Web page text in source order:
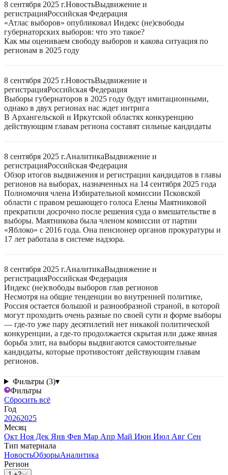
8 сентября 2025 г.НовостьВыдвижение и
регистрацияРоссийская Федерация
«Атлас выборов» опубликовал Индекс (не)свободы
губернаторских выборов: что это такое?
Как мы оцениваем свободу выборов и какова ситуация по
регионам в 2025 году
8 сентября 2025 г.НовостьВыдвижение и
регистрацияРоссийская Федерация
Выборы губернаторов в 2025 году будут имитационными,
однако в двух регионах нас ждет интрига
В Архангельской и Иркутской областях конкуренцию
действующим главам региона составят сильные кандидаты
8 сентября 2025 г.АналитикаВыдвижение и
регистрацияРоссийская Федерация
Обзор итогов выдвижения и регистрации кандидатов в главы
регионов на выборах, назначенных на 14 сентября 2025 года
Полномочия члена Избирательной комиссии Псковской
области с правом решающего голоса Елены Маятниковой
прекратили досрочно после решения суда о вмешательстве в
выборы. Маятникова была членом комиссии от партии
«Яблоко» с 2016 года. Она пенсионер органов прокуратуры и
17 лет работала в системе надзора.
8 сентября 2025 г.АналитикаВыдвижение и
регистрацияРоссийская Федерация
Индекс (не)свободы выборов глав регионов
Несмотря на общие тенденции во внутренней политике,
Россия остается большой и разнообразной страной, в которой
могут проходить очень разные по своей сути и форме выборы
— где-то уже пару десятилетий нет никакой политической
конкуренции, а где-то продолжается скрытая или даже явная
борьба элит, на выборы выдвигаются самостоятельные
кандидаты, которые противостоят действующим главам
регионов.
Фильтры (3)▾
Фильтры
Сбросить всё
Год
20262025
Месяц
Окт Ноя Дек Янв Фев Мар Апр Май Июн Июл Авг Сен
Тип материала
НовостьОбзорыАналитика
Регион